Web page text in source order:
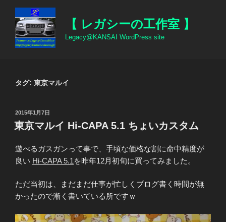
【 レガシーの工作室 】
Legacy@KANSAI WordPress site
タグ: 東京マルイ
投
稿
日:
2015年1月7日
東京マルイ Hi-CAPA 5.1 ちょいカスタム
遊べるガスガンって事で、手頃な価格な割に命中精度が
良い Hi-CAPA 5.1 を昨年12月初旬に買ってみました。
ただ当初は、まだまだ仕事が忙しくブログ書く時間が無
かったので漸く書いている所ですｗ